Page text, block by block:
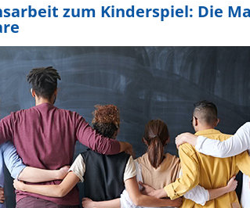
zum Kinderspiel: Die